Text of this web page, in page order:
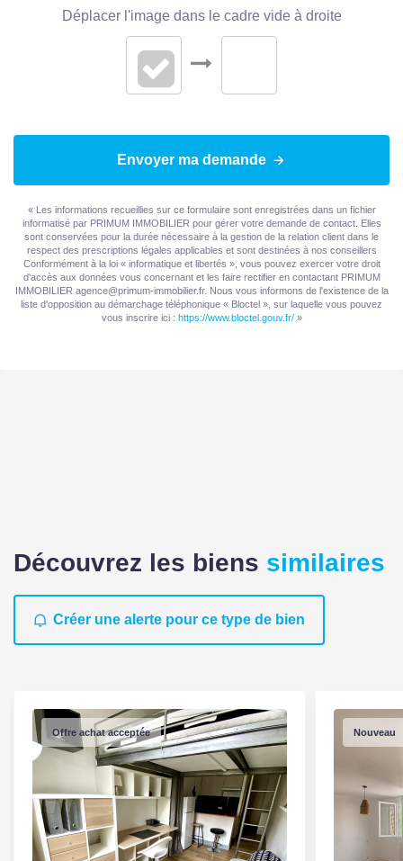
Chambres 3
Salle(s) de bains
Salle(s) d'eau 1
WC 2
Exposition Séjour EST
Séjour Double Oui
Type Chauffage Individuel
Grenier Non
Nombre places
1
Nombre garages/Box 2
Commentaires
Fibre
Interphone Oui
Digicode Non
Déplacer l'image dans le cadre vide à droite
Envoyer ma demande
« Les informations recueillies sur ce formulaire sont enregistrées dans un fichier
informatisé par PRIMUM IMMOBILIER pour gérer votre demande de contact. Elles
sont conservées pour la durée nécessaire à la gestion de la relation client dans le
respect des prescriptions légales applicables et sont destinées à nos conseillers
Conformément à la loi « informatique et libertés », vous pouvez exercer votre droit
d'accès aux données vous concernant et les faire rectifier en contactant PRIMUM
IMMOBILIER agence@primum-immobilier.fr. Nous vous informons de l'existence de la
liste d'opposition au démarchage téléphonique « Bloctel », sur laquelle vous pouvez
vous inscrire ici : https://www.bloctel.gouv.fr/»
Découvrez les biens similaires
Créer une alerte pour ce type de bien
Offre achat acceptée Nouveau